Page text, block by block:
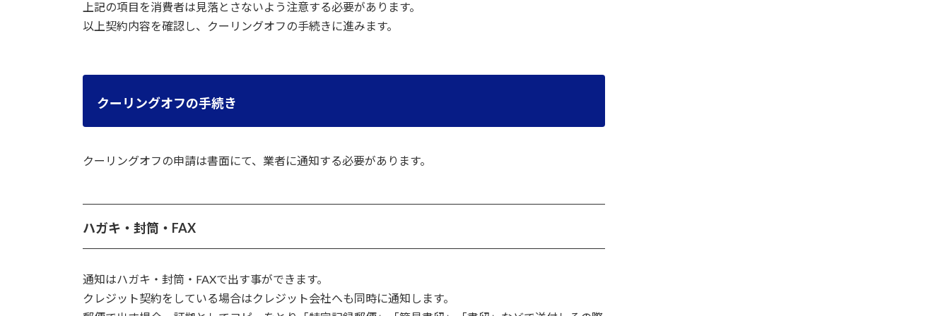
上記の項目を消費者は見落とさないよう注意する必要があります。
以上契約内容を確認し、クーリングオフの手続きに進みます。
クーリングオフの手続き
クーリングオフの申請は書面にて、業者に通知する必要があります。
ハガキ・封筒・FAX
通知はハガキ・封筒・FAXで出す事ができます。
クレジット契約をしている場合はクレジット会社へも同時に通知します。